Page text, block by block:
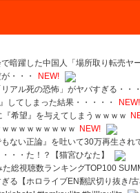
暗躍した中国人「場所取り転売ヤ
・・・
NEW!
アル死の恐怖」がヤバすぎる・・
してしまった結果・・・・・
NEW!
希望』を与えてしまうｗｗｗｗ
ｗｗｗｗｗｗｗｗ
NEW!
ない正論』を吐いて30万再生され
・・た！？【猫宮ひなた】
た総視聴数ランキングTOP100
る【ホロライブEN翻訳切り抜き/